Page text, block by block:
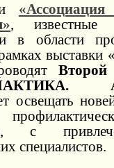
и
, известные
в области
выставки
освещать
с
специалистов.